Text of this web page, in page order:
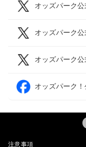
オッズパーク
オッズパーク
オッズパーク
オッズパーク
注意事項